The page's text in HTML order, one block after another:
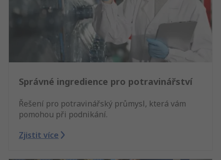
Správné ingredience pro potravinářství
Řešení pro potravinářský průmysl, která vám
pomohou při podnikání.
Zjistit více